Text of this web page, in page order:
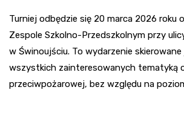
Turniej odbędzie się 20 marca 2026 roku
Zespole Szkolno-Przedszkolnym przy
w Świnoujściu. To wydarzenie
wszystkich zainteresowanych tematyką
przeciwpożarowej, bez względu na